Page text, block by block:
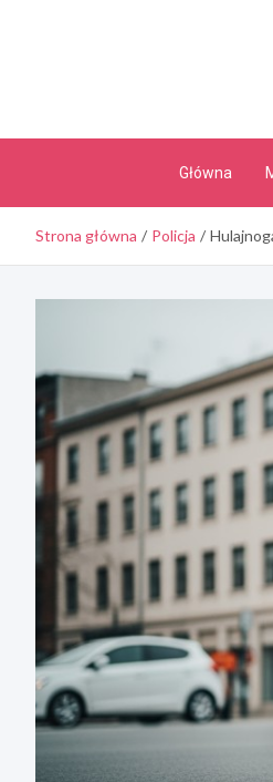
Główna
Strona główna Policja